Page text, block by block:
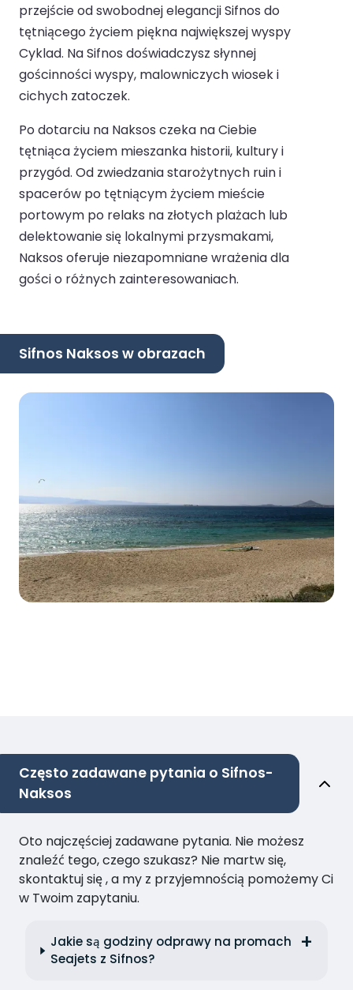
przejście od swobodnej elegancji Sifnos do
tętniącego życiem piękna największej wyspy
Cyklad. Na Sifnos doświadczysz słynnej
gościnności wyspy, malowniczych wiosek i
cichych zatoczek.
Po dotarciu na Naksos czeka na Ciebie
tętniąca życiem mieszanka historii, kultury i
przygód. Od zwiedzania starożytnych ruin i
spacerów po tętniącym życiem mieście
portowym po relaks na złotych plażach lub
delektowanie się lokalnymi przysmakami,
Naksos oferuje niezapomniane wrażenia dla
gości o różnych zainteresowaniach.
Sifnos Naksos w obrazach
Często zadawane pytania o Sifnos-
Naksos
Oto najczęściej zadawane pytania. Nie możesz
znaleźć tego, czego szukasz? Nie martw się,
skontaktuj się , a my z przyjemnością pomożemy Ci
w Twoim zapytaniu.
Jakie są godziny odprawy na promach
Seajets z Sifnos?